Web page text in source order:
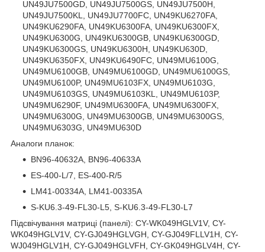
UN49JU7500GD, UN49JU7500GS, UN49JU7500H,
UN49JU7500KL, UN49JU7700FC, UN49KU6270FA,
UN49KU6290FA, UN49KU6300FA, UN49KU6300FX,
UN49KU6300G, UN49KU6300GB, UN49KU6300GD,
UN49KU6300GS, UN49KU6300H, UN49KU630D,
UN49KU6350FX, UN49KU6490FC, UN49MU6100G,
UN49MU6100GB, UN49MU6100GD, UN49MU6100GS,
UN49MU6100P, UN49MU6103FX, UN49MU6103G,
UN49MU6103GS, UN49MU6103KL, UN49MU6103P,
UN49MU6290F, UN49MU6300FA, UN49MU6300FX,
UN49MU6300G, UN49MU6300GB, UN49MU6300GS,
UN49MU6303G, UN49MU630D
Аналоги планок:
BN96-40632A, BN96-40633A
ES-400-L/7, ES-400-R/5
LM41-00334A, LM41-00335A
S-KU6.3-49-FL30-L5, S-KU6.3-49-FL30-L7
Підсвічування матриці (панелі): CY-WK049HGLV1V, CY-
WK049HGLV1V, CY-GJ049HGLVGH, CY-GJ049FLLV1H, CY-
WJ049HGLV1H, CY-GJ049HGLVFH, CY-GK049HGLV4H, CY-